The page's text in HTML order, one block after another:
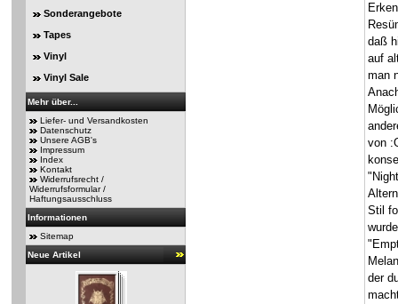
Sonderangebote
Tapes
Vinyl
Vinyl Sale
Mehr über...
Liefer- und Versandkosten
Datenschutz
Unsere AGB's
Impressum
Index
Kontakt
Widerrufsrecht /
Widerrufsformular /
Haftungsausschluss
Informationen
Sitemap
Neue Artikel
daß
auf
man
von
Stil
der